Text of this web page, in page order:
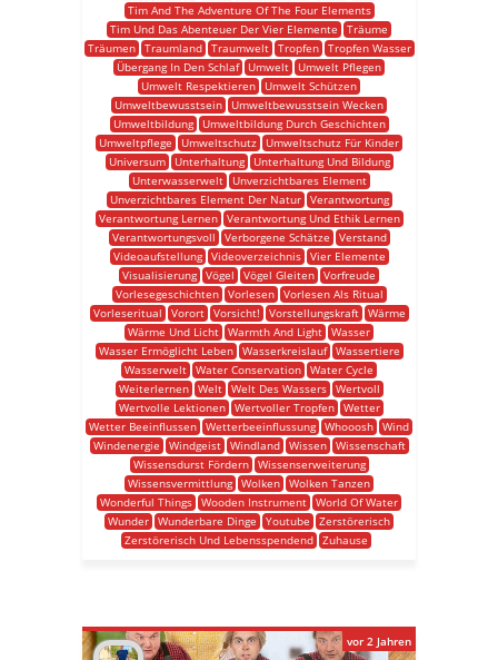
Tim And The Adventure Of The Four Elements
Tim Und Das Abenteuer Der Vier Elemente
Träume
Träumen
Traumland Traumwelt Tropfen
Tropfen Wasser
Übergang In Den Schlaf
Umwelt
Umwelt Pflegen
Umwelt Respektieren
Umwelt Schützen
Umweltbewusstsein
Umweltbewusstsein Wecken
Umweltbildung
Umweltbildung Durch Geschichten
Umweltpflege
Umweltschutz
Umweltschutz Für Kinder
Universum
Unterhaltung
Unterhaltung Und Bildung
Unterwasserwelt
Unverzichtbares Element
Unverzichtbares Element Der Natur
Verantwortung
Verantwortung Lernen
Verantwortung Und Ethik Lernen
Verantwortungsvoll
Verborgene Schätze
Verstand
Videoaufstellung
Videoverzeichnis
Vier Elemente
Visualisierung Vögel Vögel Gleiten Vorfreude
Vorlesegeschichten
Vorlesen
Vorlesen Als Ritual
Vorleseritual
Vorort Vorsicht! Vorstellungskraft
Wärme
Wärme Und Licht Warmth And Light Wasser
Wasser Ermöglicht Leben
Wasserkreislauf
Wassertiere
Wasserwelt Water Conservation Water Cycle
Weiterlernen
Welt Welt Des Wassers
Wertvoll
Wertvolle Lektionen
Wertvoller Tropfen
Wetter
Wetter Beeinflussen Wetterbeeinflussung Whooosh Wind
Windenergie
Windgeist Windland Wissen
Wissenschaft
Wissensdurst Fördern
Wissenserweiterung
Wissensvermittlung Wolken Wolken Tanzen
Wonderful Things Wooden Instrument World Of Water
Wunder Wunderbare Dinge Youtube
Zerstörerisch
Zerstörerisch Und Lebensspendend Zuhause
vor 2 Jahren